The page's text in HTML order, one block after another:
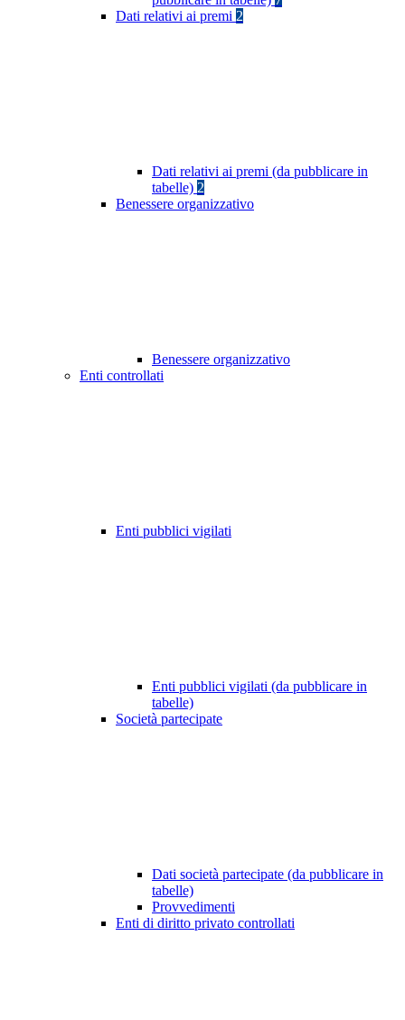
Dati relativi ai premi 2
Dati relativi ai premi (da pubblicare in
tabelle) 2
Benessere organizzativo
Benessere organizzativo
Enti controllati
Enti pubblici vigilati
Enti pubblici vigilati (da pubblicare in
tabelle)
Società partecipate
Dati società partecipate (da pubblicare in
tabelle)
Provvedimenti
Enti di diritto privato controllati